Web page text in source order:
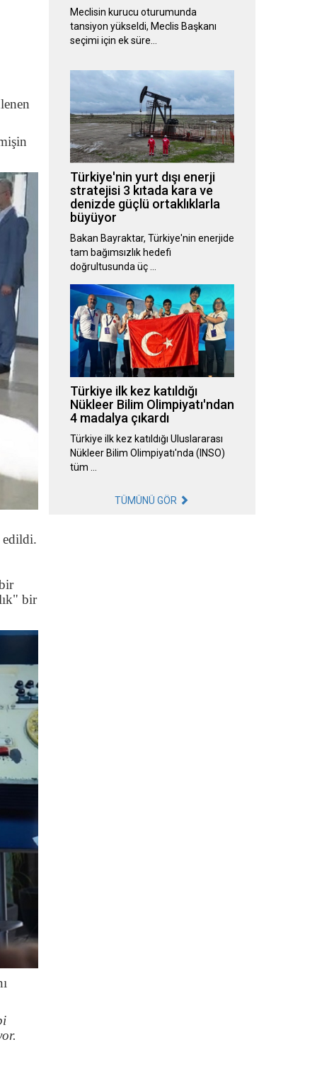
edildi.
bir
Meclisin kurucu oturumunda
tansiyon yükseldi, Meclis Başkanı
seçimi için ek süre…
Türkiye'nin yurt dışı enerji
stratejisi 3 kıtada kara ve
denizde güçlü ortaklıklarla
büyüyor
Bakan Bayraktar, Türkiye'nin enerjide
tam bağımsızlık hedefi
doğrultusunda üç …
Türkiye ilk kez katıldığı
Nükleer Bilim Olimpiyatı'ndan
4 madalya çıkardı
Türkiye ilk kez katıldığı Uluslararası
Nükleer Bilim Olimpiyatı'nda (INSO)
tüm …
TÜMÜNÜ GÖR